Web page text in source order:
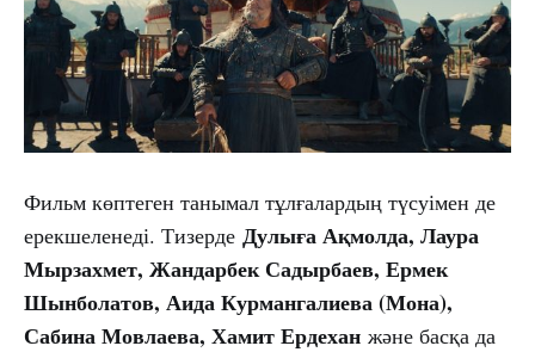
Фильм көптеген танымал тұлғалардың түсуімен де
ерекшеленеді. Тизерде Дулыға Ақмолда, Лаура
Мырзахмет, Жандарбек Садырбаев, Ермек
Шынболатов, Аида Курмангалиева (Мона),
Сабина Мовлаева, Хамит Ердехан және басқа да